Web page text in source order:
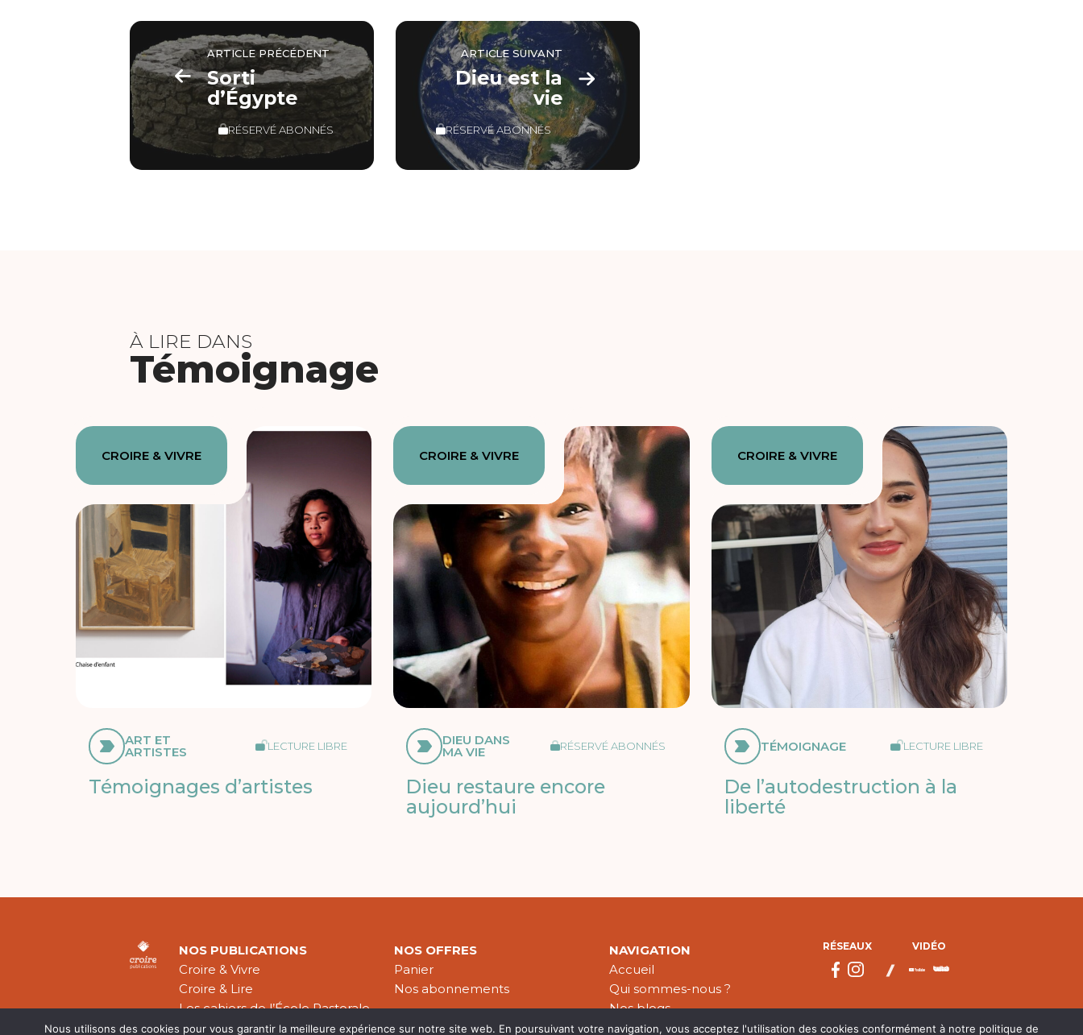
ARTICLE PRÉCÉDENT
Sorti
d’Égypte
RÉSERVÉ ABONNÉS
ARTICLE SUIVANT
Dieu est la
vie
RÉSERVÉ ABONNÉS
À LIRE DANS
Témoignage
CROIRE & VIVRE
ART ET
ARTISTES LECTURE LIBRE
Témoignages d’artistes
CROIRE & VIVRE
DIEU DANS
MA VIE RÉSERVÉ ABONNÉS
Dieu restaure encore
aujourd’hui
CROIRE & VIVRE
TÉMOIGNAGE LECTURE LIBRE
De l’autodestruction à la
liberté
NOS PUBLICATIONS
Croire & Vivre
Croire & Lire
Les cahiers de l’École Pastorale
Théologie Évangélique
NOS OFFRES
Panier
Nos abonnements
NAVIGATION
Accueil
Qui sommes-nous ?
Nos blogs
Nos publications
RÉSEAUX VIDÉO
Nous utilisons des cookies pour vous garantir la meilleure expérience sur notre site web. En poursuivant votre navigation, vous acceptez l'utilisation des cookies conformément à notre politique de